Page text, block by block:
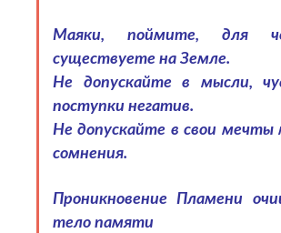
Маяки, поймите, для
существуете на Земле.
Не допускайте в мысли,
поступки негатив.
Не допускайте в свои мечты
сомнения.
Проникновение Пламени
тело памяти